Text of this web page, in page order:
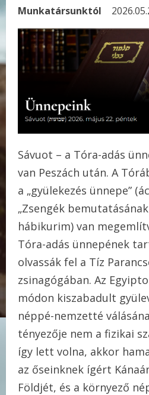
Munkatársunktól
Sávuot – a Tóra-adás
van Peszách után. A
a „gyülekezés ünnepe”
„Zsengék
hábikurim) van
Tóra-adás ünnepének
olvassák fel a Tíz
zsinagógában. Az
módon kiszabadult
néppé-nemzetté
tényezője nem a fizikai
így lett volna, akkor
az őseinknek ígért
Földjét, és a környező